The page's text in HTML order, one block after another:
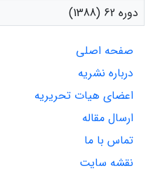
دوره 62 (1388)
صفحه اصلی
درباره نشریه
اعضای هیات تحریریه
ارسال مقاله
تماس با ما
نقشه سایت